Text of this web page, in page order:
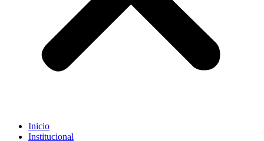
Inicio
Institucional